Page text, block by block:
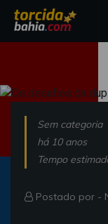
Sem categoria
há 10 anos
Tempo
Postado por -